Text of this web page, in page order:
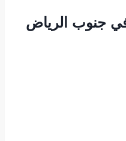
جنوب الرياض